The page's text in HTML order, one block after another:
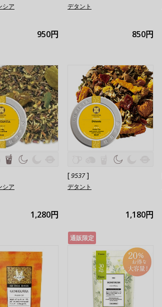
シア
950円
デタント
850円
シア
1,280円
[9537]
デタント
1,180円
通販限定